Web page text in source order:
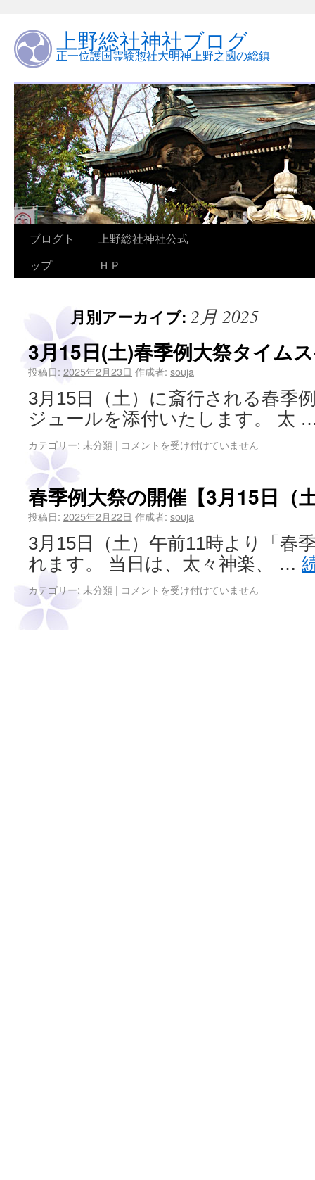
上野総社神社ブログ
正一位護国霊験惣社大明神上野之國の総鎮
ブログト
ップ
上野総社神社公式
ＨＰ
月別アーカイブ: 2月 2025
3月15日(土)春季例大祭タイム
投稿日: 2025年2月23日 作成者: souja
3月15日（土）に斎行される春季
ジュールを添付いたします。 太
カテゴリー: 未分類 | コメントを受け付けていません
春季例大祭の開催【3月15日（
投稿日: 2025年2月22日 作成者: souja
3月15日（土）午前11時より「春
れます。 当日は、太々神楽、 …
カテゴリー: 未分類 | コメントを受け付けていません